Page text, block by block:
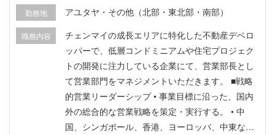
規開業時の管理体制構築サポート
勤務地 アユタヤ・その他（北部・東北部・南部）
職務内容
チェンマイの成長エリアに特化した不動産デベロ
ッパーで、低層コンドミニアムや住宅プロジェク
トの開発に注力している企業にて、営業部長とし
て営業部門をマネジメントいただきます。 ■戦略
的営業リーダーシップ • 事業目標に沿った、国内
外の総合的な営業戦略を策定・実行する。 • 中
国、シンガポール、香港、ヨーロッパ、中東な